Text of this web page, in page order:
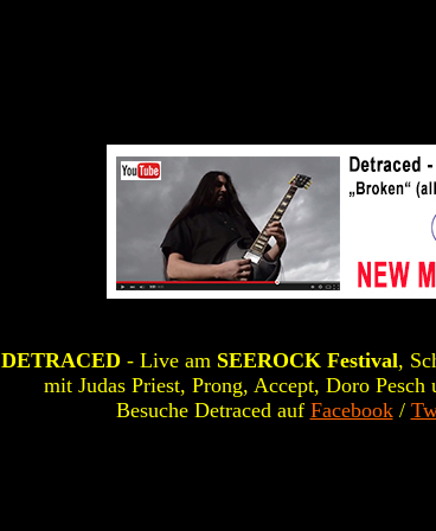
DETRACED - Live am SEEROCK Festival,
mit Judas Priest, Prong, Accept, Doro Pesch
Besuche Detraced auf Facebook/